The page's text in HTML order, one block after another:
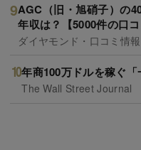
AGC（旧・旭硝子）の
年収は？【5000件の口コ
ダイヤモンド・口コミ情報
年商100万ドルを稼ぐ
The Wall Street Journal